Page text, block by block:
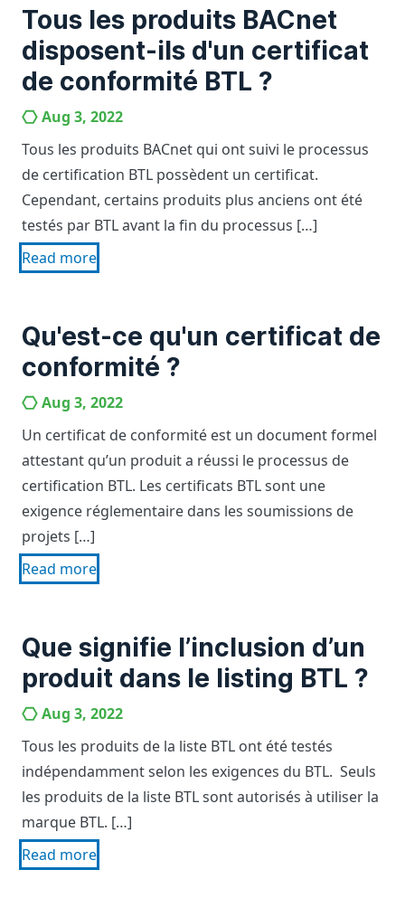
Tous les produits BACnet
disposent-ils d'un certificat
de conformité BTL ?
Aug 3, 2022
Tous les produits BACnet qui ont suivi le processus
de certification BTL possèdent un certificat.
Cependant, certains produits plus anciens ont été
testés par BTL avant la fin du processus […]
Read more
Qu'est-ce qu'un certificat de
conformité ?
Aug 3, 2022
Un certificat de conformité est un document formel
attestant qu’un produit a réussi le processus de
certification BTL. Les certificats BTL sont une
exigence réglementaire dans les soumissions de
projets […]
Read more
Que signifie l’inclusion d’un
produit dans le listing BTL ?
Aug 3, 2022
Tous les produits de la liste BTL ont été testés
indépendamment selon les exigences du BTL. Seuls
les produits de la liste BTL sont autorisés à utiliser la
marque BTL. […]
Read more